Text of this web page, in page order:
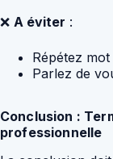
❌ A éviter :
Répétez
Parlez de
Conclusion :
professionnelle